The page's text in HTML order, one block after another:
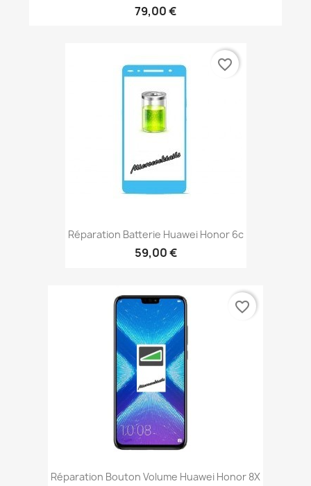
79,00 €
Réparation Batterie Huawei Honor 6c
59,00 €
favorite_border
Réparation Bouton Volume Huawei Honor 8X
favorite_border